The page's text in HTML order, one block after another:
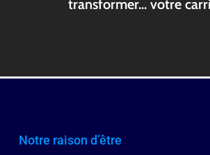
transformer... votre
Notre raison d’être